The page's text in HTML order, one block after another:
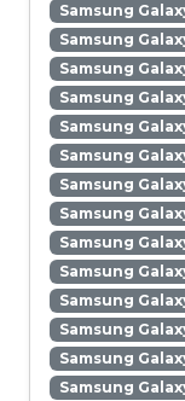
Samsung
Samsung
Samsung
Samsung
Samsung
Samsung
Samsung
Samsung
Samsung
Samsung
Samsung
Samsung
Samsung
Samsung